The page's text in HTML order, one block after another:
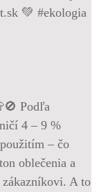
Podľa
4 – 9 %
– čo
oblečenia a
zákazníkovi. A to